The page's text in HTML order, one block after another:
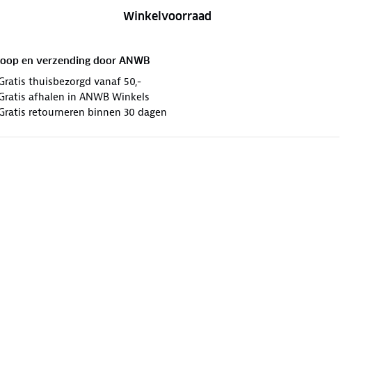
Winkelvoorraad
en verzending door ANWB
thuisbezorgd vanaf 50,-
afhalen in ANWB Winkels
retourneren binnen 30 dagen